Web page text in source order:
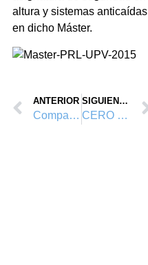
altura y sistemas anticaídas
en dicho Máster.
ANTERIOR
Compartiendo conocimiento en Laboralia 2016
SIGUIENTE
CERO accidentes laborales